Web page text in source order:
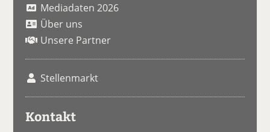
Mediadaten 2026
Über uns
Unsere Partner
Stellenmarkt
Kontakt